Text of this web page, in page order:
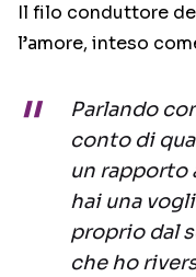
Il filo conduttore
l’amore, inteso
Parlando
conto di
un rapporto
hai una
proprio dal
che ho